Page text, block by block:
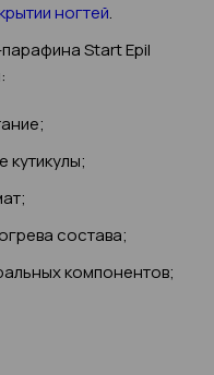
ногтей.
Start Epil
кутикулы;
состава;
компонентов;